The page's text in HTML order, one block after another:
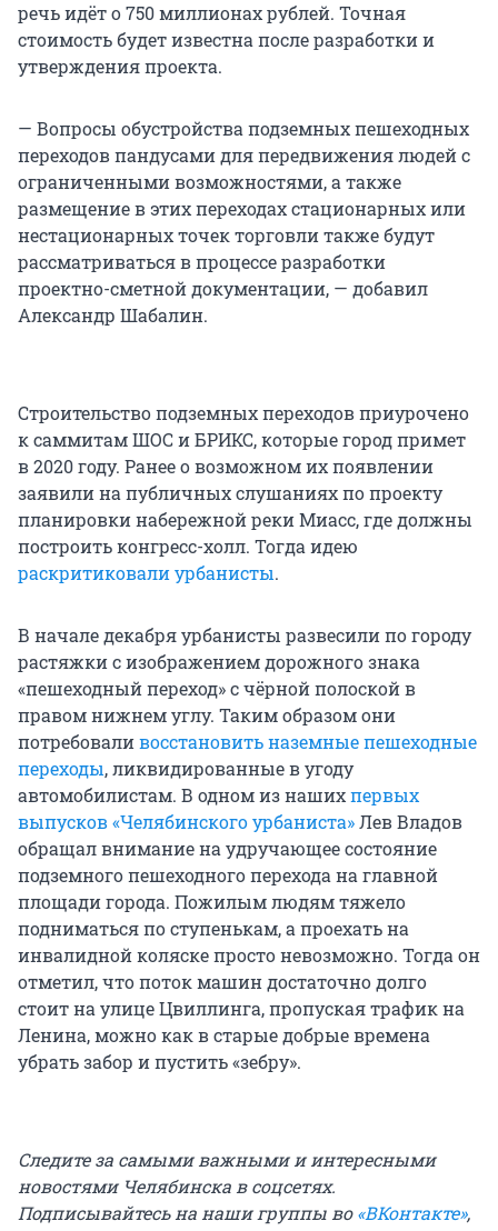
речь идёт о 750 миллионах рублей. Точная
стоимость будет известна после разработки и
утверждения проекта.
— Вопросы обустройства подземных пешеходных
переходов пандусами для передвижения людей с
ограниченными возможностями, а также
размещение в этих переходах стационарных или
нестационарных точек торговли также будут
рассматриваться в процессе разработки
проектно-сметной документации, — добавил
Александр Шабалин.
Строительство подземных переходов приурочено
к саммитам ШОС и БРИКС, которые город примет
в 2020 году. Ранее о возможном их появлении
заявили на публичных слушаниях по проекту
планировки набережной реки Миасс, где должны
построить конгресс-холл. Тогда идею
раскритиковали урбанисты.
В начале декабря урбанисты развесили по городу
растяжки с изображением дорожного знака
«пешеходный переход» с чёрной полоской в
правом нижнем углу. Таким образом они
потребоваливосстановить наземные пешеходные
переходы, ликвидированные в угоду
автомобилистам. В одном из нашихпервых
выпусков «Челябинского урбаниста»Лев Владов
обращал внимание на удручающее состояние
подземного пешеходного перехода на главной
площади города. Пожилым людям тяжело
подниматься по ступенькам, а проехать на
инвалидной коляске просто невозможно. Тогда он
отметил, что поток машин достаточно долго
стоит на улице Цвиллинга, пропуская трафик на
Ленина, можно как в старые добрые времена
убрать забор и пустить «зебру».
Следите за самыми важными и интересными
новостями Челябинска в соцсетях.
Подписывайтесь на наши группы во«ВКонтакте»,